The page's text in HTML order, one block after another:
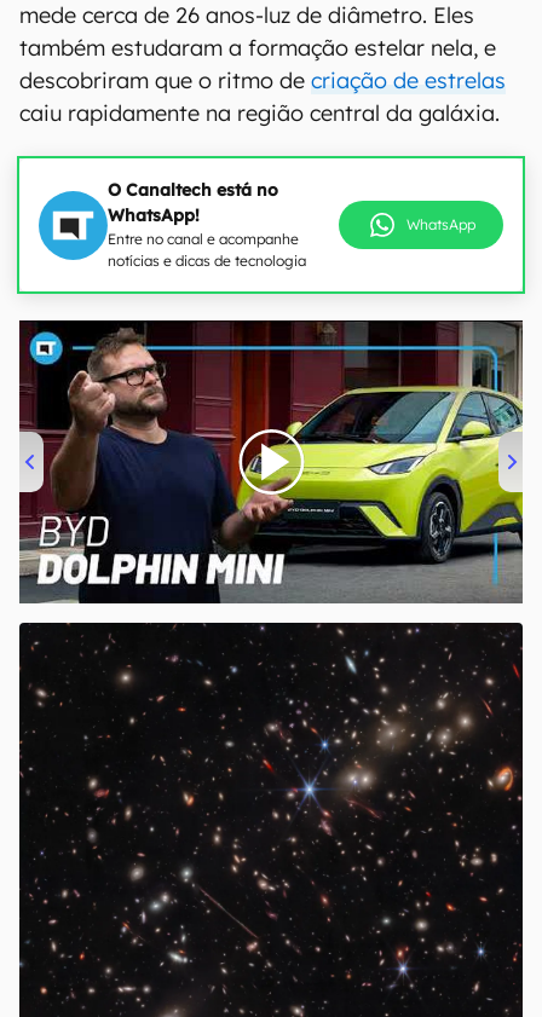
mede cerca de 26 anos-luz de diâmetro. Eles
também estudaram a formação estelar nela, e
descobriram que o ritmo de criação de estrelas
caiu rapidamente na região central da galáxia.
O Canaltech está no
WhatsApp!
Entre no canal e acompanhe
notícias e dicas de tecnologia
WhatsApp
00:00/04:07